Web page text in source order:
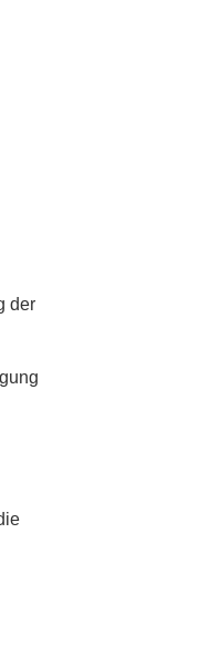
der